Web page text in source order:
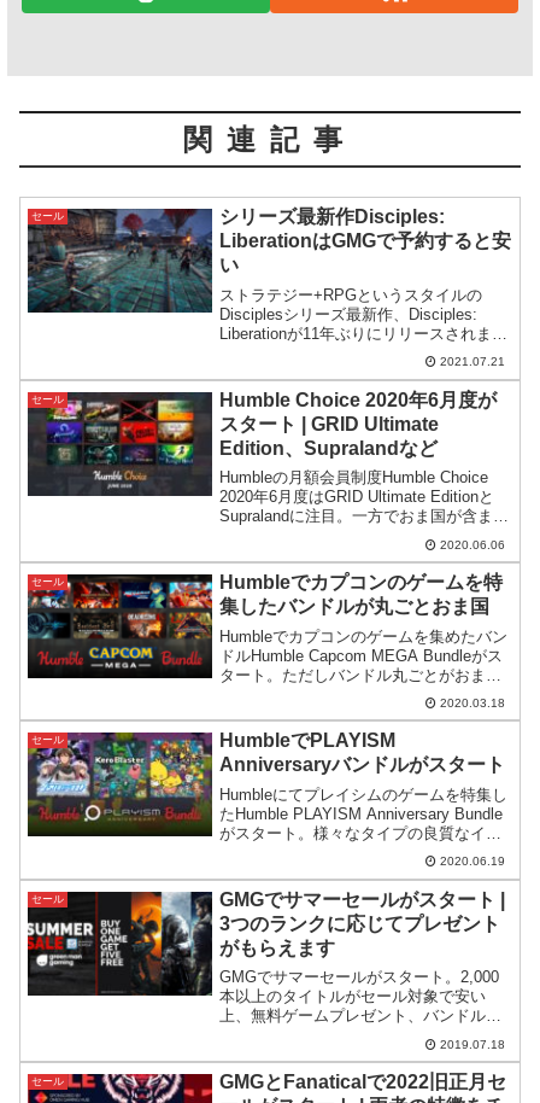
関連記事
セール
シリーズ最新作Disciples:
LiberationはGMGで予約すると安
い
ストラテジー+RPGというスタイルの
Disciplesシリーズ最新作、Disciples:
Liberationが11年ぶりにリリースされま
す。日本語にも対応しているこちらの
RPGをGreen Man GamingではSteamよ
りも安く予約できるようです。
2021.07.21
セール
Humble Choice 2020年6月度が
スタート | GRID Ultimate
Edition、Supralandなど
Humbleの月額会員制度Humble Choice
2020年6月度はGRID Ultimate Editionと
Supralandに注目。一方でおま国が含ま
れ、Choice制度の根幹自体がおかしくな
りつつあるという印象も受けました。
2020.06.06
セール
Humbleでカプコンのゲームを特
集したバンドルが丸ごとおま国
Humbleでカプコンのゲームを集めたバン
ドルHumble Capcom MEGA Bundleがス
タート。ただしバンドル丸ごとがおま国
で日本人排斥という残念な事になってい
2020.03.18
セール
HumbleでPLAYISM
Anniversaryバンドルがスタート
Humbleにてプレイシムのゲームを特集し
たHumble PLAYISM Anniversary Bundle
がスタート。様々なタイプの良質なイン
ディーゲームがまとめて手に入ります。
2020.06.19
セール
GMGでサマーセールがスタート |
3つのランクに応じてプレゼント
がもらえます
GMGでサマーセールがスタート。2,000
本以上のタイトルがセール対象で安い
上、無料ゲームプレゼント、バンドルプ
レゼント、割引券といった特典がもらえ
る仕組みとなっています。この記事では3
コースに別れた特典の内容について詳細
を見ていきます。
2019.07.18
セール
GMGとFanaticalで2022旧正月セ